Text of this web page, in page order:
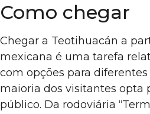
Como chegar
Chegar a Teotihuacán a
mexicana é uma tarefa
com opções para
maioria dos visitantes opta
público. Da rodoviária